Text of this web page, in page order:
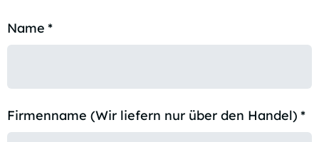
Name *
Firmenname (Wir liefern nur über den Handel) *